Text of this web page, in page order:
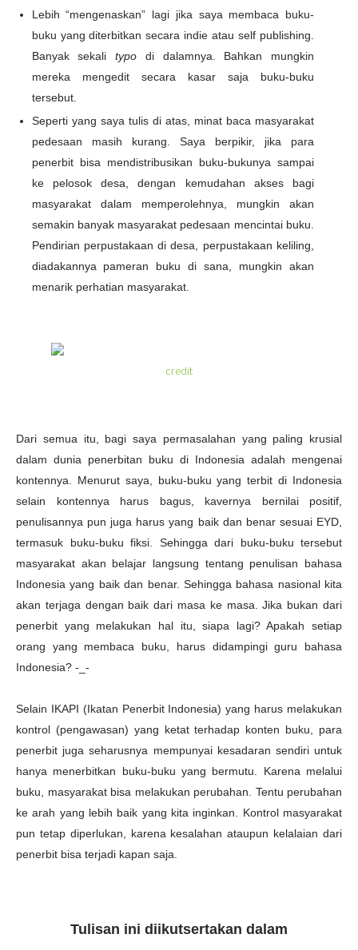
Lebih “mengenaskan” lagi jika saya membaca buku-
buku yang diterbitkan secara indie atau self publishing.
Banyak sekalitypo di dalamnya. Bahkan mungkin
mereka mengedit secara kasar saja buku-buku
tersebut.
Seperti yang saya tulis di atas, minat baca masyarakat
pedesaan masih kurang. Saya berpikir, jika para
penerbit bisa mendistribusikan buku-bukunya sampai
ke pelosok desa, dengan kemudahan akses bagi
masyarakat dalam memperolehnya, mungkin akan
semakin banyak masyarakat pedesaan mencintai buku.
Pendirian perpustakaan di desa, perpustakaan keliling,
diadakannya pameran buku di sana, mungkin akan
menarik perhatian masyarakat.
credit
Dari semua itu, bagi saya permasalahan yang paling krusial
dalam dunia penerbitan buku di Indonesia adalah mengenai
kontennya. Menurut saya, buku-buku yang terbit di Indonesia
selain kontennya harus bagus, kavernya bernilai positif,
penulisannya pun juga harus yang baik dan benar sesuai EYD,
termasuk buku-buku fiksi. Sehingga dari buku-buku tersebut
masyarakat akan belajar langsung tentang penulisan bahasa
Indonesia yang baik dan benar. Sehingga bahasa nasional kita
akan terjaga dengan baik dari masa ke masa. Jika bukan dari
penerbit yang melakukan hal itu, siapa lagi? Apakah setiap
orang yang membaca buku, harus didampingi guru bahasa
Indonesia? -_-
Selain IKAPI (Ikatan Penerbit Indonesia) yang harus melakukan
kontrol (pengawasan) yang ketat terhadap konten buku, para
penerbit juga seharusnya mempunyai kesadaran sendiri untuk
hanya menerbitkan buku-buku yang bermutu. Karena melalui
buku, masyarakat bisa melakukan perubahan. Tentu perubahan
ke arah yang lebih baik yang kita inginkan. Kontrol masyarakat
pun tetap diperlukan, karena kesalahan ataupun kelalaian dari
penerbit bisa terjadi kapan saja.
Tulisan ini diikutsertakan dalam